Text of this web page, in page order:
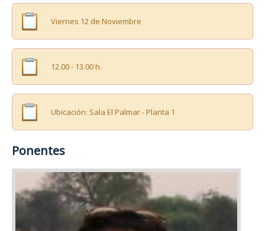
Viernes 12 de Noviembre
12.00 - 13.00 h.
Ubicación: Sala El Palmar - Planta 1
Ponentes